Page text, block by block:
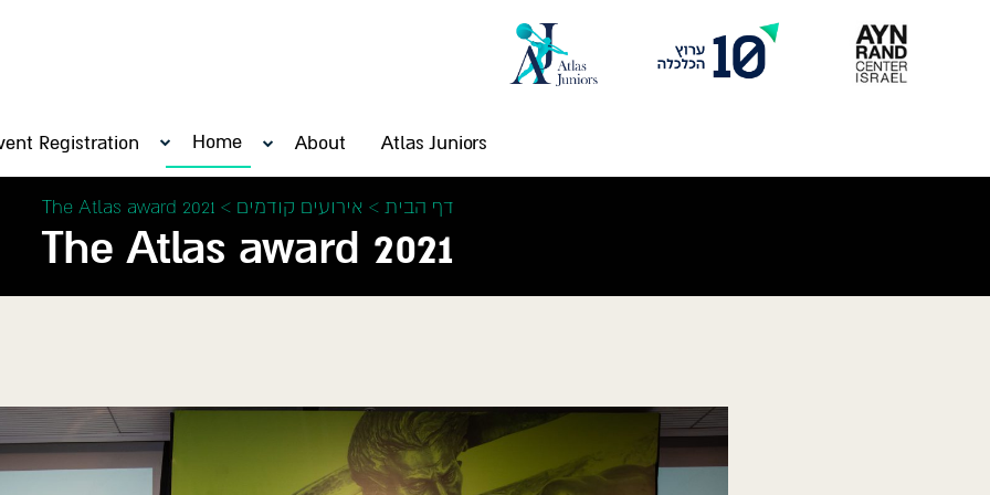
Atlas Juniors
About
Home
Registration
דף הבית > אירועים קודמים >
The Atlas award 2021
The Atlas award 2021